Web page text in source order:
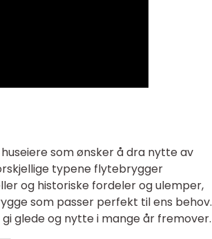
som ønsker å dra nytte av
typene flytebrygger
og historiske fordeler og ulemper,
som passer perfekt til ens behov.
glede og nytte i mange år fremover.